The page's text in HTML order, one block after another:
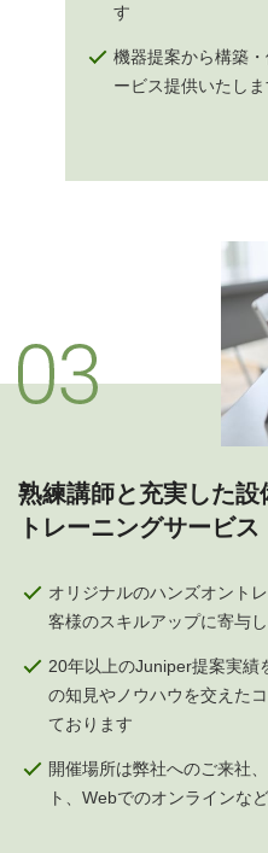
す
機器提案から構築
ービス提供いたしま
熟練講師と充実した設
トレーニングサービス
オリジナルのハンズオント
客様のスキルアップに寄与
20年以上のJuniper提案実績
の知見やノウハウを交えた
ております
開催場所は弊社へのご来社
ト、Webでのオンラインな